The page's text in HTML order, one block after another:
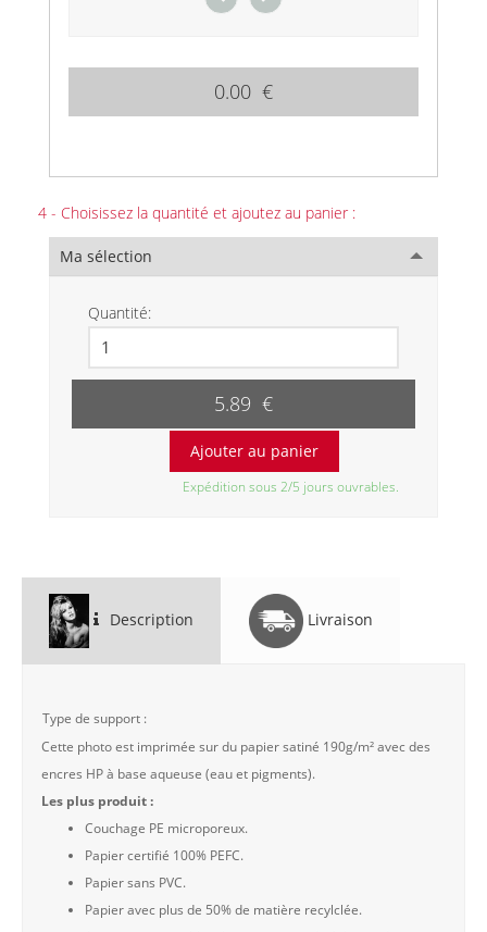
0.00 €
4 - Choisissez la quantité et ajoutez au panier :
Ma sélection
Quantité:
5.89 €
Expédition sous 2/5 jours ouvrables.
Description Livraison
Type de support :
Cette photo est imprimée sur du papier satiné 190g/m² avec des
encres HP à base aqueuse (eau et pigments).
Les plus produit :
Couchage PE microporeux.
Papier certifié 100% PEFC.
Papier sans PVC.
Papier avec plus de 50% de matière recylclée.